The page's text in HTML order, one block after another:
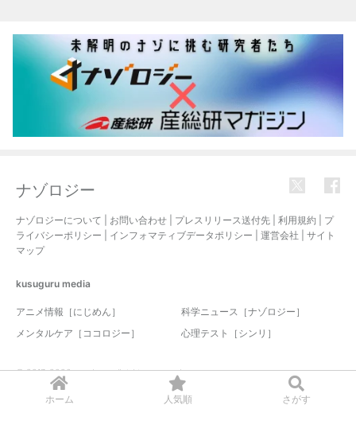
ホーム 人気順 さがす
ナゾロジー
ナゾロジーについて お問い合わせ プレスリリース送付先 利用規約
プ
ライバシーポリシー
インフォマティブデータポリシー 運営会社
サイト
マップ
kusuguru media
アニメ情報［にじめん］
科学ニュース［ナゾロジー］
メンタルケア［ココロジー］
心理テスト［シンリ］
© 2017-2026 nazology. all rights reserved.